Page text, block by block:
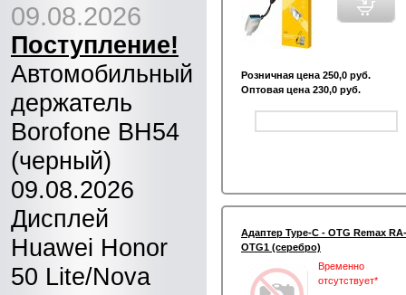
09.08.2026
Поступление!
Автомобильный
держатель
Borofone BH54
(черный)
09.08.2026
Дисплей
Huawei Honor
50 Lite/Nova
Розничная цена 250,0 руб.
Оптовая цена 230,0 руб.
Адаптер Type-C - OTG Remax RA-
OTG1 (серебро)
Временно
отсутствует*